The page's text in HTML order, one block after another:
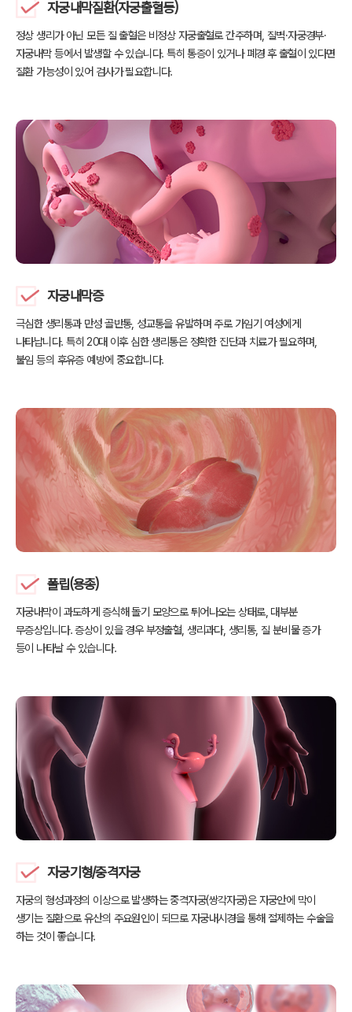
자궁내막질환(자궁출혈등)
정상 생리가 아닌 모든 질 출혈은 비정상 자궁출혈로 간주하며, 질벽·자궁경부·
자궁내막 등에서 발생할 수 있습니다. 특히 통증이 있거나 폐경 후 출혈이 있다면
질환 가능성이 있어 검사가 필요합니다.
자궁내막증
극심한 생리통과 만성 골반통, 성교통을 유발하며 주로가임기 여성에게
나타납니다. 특히 20대 이후 심한 생리통은정확한 진단과 치료가 필요하며,
불임 등의 후유증 예방에 중요합니다.
폴립(용종)
자궁내막이 과도하게 증식해 돌기 모양으로 튀어나오는 상태로, 대부분
무증상입니다. 증상이 있을 경우 부정출혈, 생리과다, 생리통, 질 분비물 증가
등이 나타날 수 있습니다.
자궁기형/중격자궁
자궁의 형성과정의 이상으로 발생하는 중격자궁(쌍각자궁)은자궁안에 막이
생기는 질환으로 유산의 주요원인이 되므로자궁내시경을 통해 절제하는 수술을
하는 것이 좋습니다.